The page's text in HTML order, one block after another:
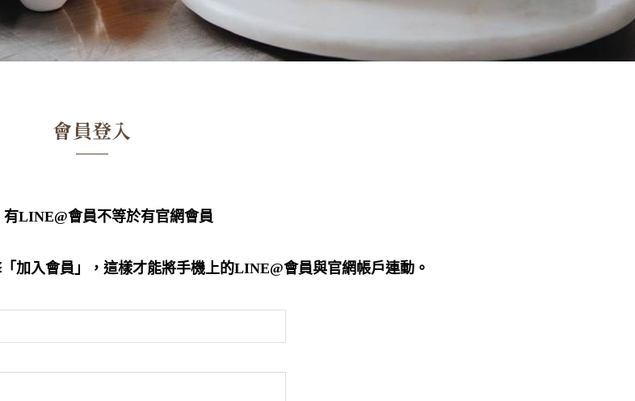
會員登入
有LINE@會員不等於有官網會員
加入會員」，這樣才能將手機上的LINE@會員與官網帳戶連動。